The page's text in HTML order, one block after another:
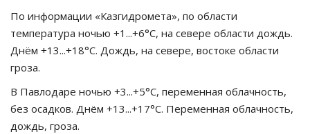
По информации «Казгидромета», по области
температура ночью +1...+6°C, на севере области дождь.
Днём +13...+18°C. Дождь, на севере, востоке области
гроза.
В Павлодаре ночью +3...+5°C, переменная облачность,
без осадков. Днём +13...+17°C. Переменная облачность,
дождь, гроза.